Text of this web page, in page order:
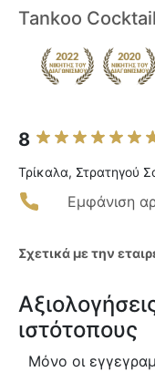
Tankoo
8
Τρίκαλα, Στρατηγού
Εμφάνιση
Σχετικά με την
ιστότοπους
Μόνο οι